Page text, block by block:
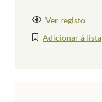
Ver registo
Adicionar à lista